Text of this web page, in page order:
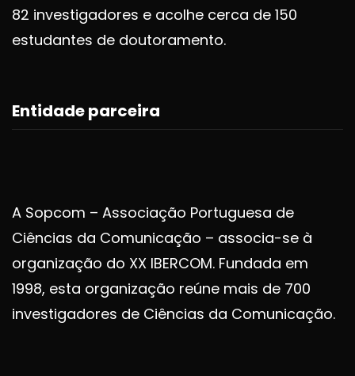
82 investigadores e acolhe cerca de 150
estudantes de doutoramento.
Entidade parceira
A Sopcom – Associação Portuguesa de
Ciências da Comunicação – associa-se à
organização do XX IBERCOM. Fundada em
1998, esta organização reúne mais de 700
investigadores de Ciências da Comunicação.